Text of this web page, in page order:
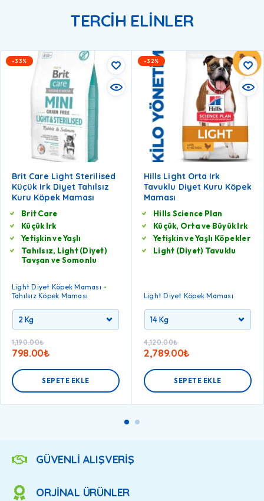
TERCİH ELİNLER
-33%
Brit Care Light Sterilised
Küçük Irk Diyet Tahılsız
Kuru Köpek Maması
Brit Care
Küçük Irk
Yetişkin ve Yaşlı
Tahılsız, Light (Diyet)
Tavşan ve Somonlu
Light Diyet Köpek Maması
Tahılsız Köpek Maması
1,190.00₺
798.00₺
SEPETE EKLE
-32%
Hills Light Orta Irk
Tavuklu Diyet Kuru Köpek
Maması
Hills Science Plan
Küçük, Orta ve Büyük Irk
Yetişkin ve Yaşlı Köpekler
Light (Diyet) Tavuklu
Light Diyet Köpek Maması
4,120.00₺
2,789.00₺
SEPETE EKLE
GÜVENLİ ALIŞVERİŞ
ORJİNAL ÜRÜNLER